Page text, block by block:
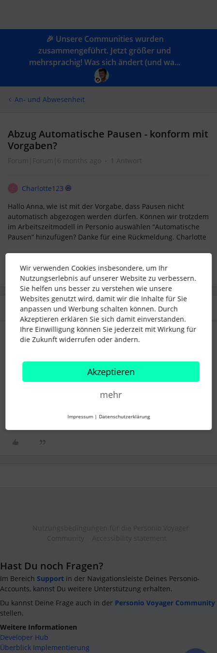
🎉 Unsere Communities wurden
zusammengeführt. Jetzt größer und
mehrsprachig! Was sich ändert (und wa...
An- und Abwesenheit
Abzug Automatische Pausen - konform mit
Vorgaben?
Forum|Forum|6 months ago 1 Antwort
Charlotte123
Hallo Anna, wie ist mit der Vorgabe, dass Pausen nicht
automatisch abgezogen werden dürfen. Können wir trotzdem
im Arbeitszeitmodell in Personio auswählen “Automatische
Pausen” hinzufügen? Danke für eine Rückmeldung. Charlotte
1 Antwort
Daniele Forum|Forum|6 months ago
umgewandelt damit sie sichtbarer ist.
Als Kontext: Sie wurde ursprünglich hierunter als Kommentar
Hast Du noch Fragen?
Im Bereich Support in der Navigationsleiste Deines Personio-
Accounts, kannst Du weitere Unterstützung erhalten.
Du kannst Deine Frage auch in der Personio Voyager Community
stellen.
Weitere Informationen
Developer Hub
Überblick Implementierung
Wir verwenden Cookies insbesondere, um Ihr
Nutzungserlebnis auf unserer Website zu verbessern.
Sie helfen uns besser zu verstehen wie unsere
Websites genutzt wird, damit wir die Inhalte für Sie
anpassen und Werbung schalten können. Durch
Akzeptieren erklären Sie sich damit einverstanden.
Ihre Einwilligung können Sie jederzeit mit Wirkung für
die Zukunft widerrufen oder ändern.
Akzeptieren
mehr
Impressum | Datenschutzerklärung